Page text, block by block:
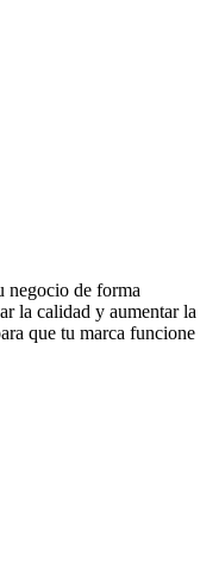
negocio de forma
la calidad y aumentar la
que tu marca funcione